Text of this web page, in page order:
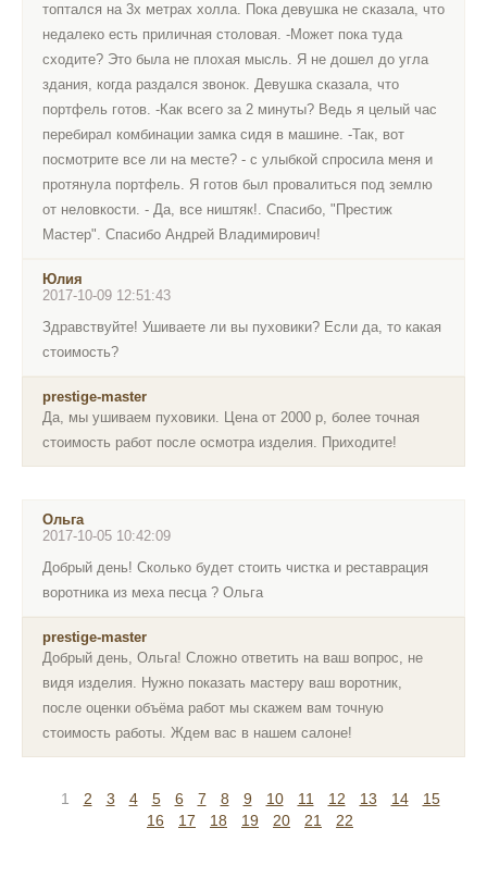
топтался на 3х метрах холла. Пока девушка не сказала, что
недалеко есть приличная столовая. -Может пока туда
сходите? Это была не плохая мысль. Я не дошел до угла
здания, когда раздался звонок. Девушка сказала, что
портфель готов. -Как всего за 2 минуты? Ведь я целый час
перебирал комбинации замка сидя в машине. -Так, вот
посмотрите все ли на месте? - с улыбкой спросила меня и
протянула портфель. Я готов был провалиться под землю
от неловкости. - Да, все ништяк!. Спасибо, "Престиж
Мастер". Спасибо Андрей Владимирович!
Юлия
2017-10-09 12:51:43
Здравствуйте! Ушиваете ли вы пуховики? Если да, то какая
стоимость?
prestige-master
Да, мы ушиваем пуховики. Цена от 2000 р, более точная
стоимость работ после осмотра изделия. Приходите!
Ольга
2017-10-05 10:42:09
Добрый день! Сколько будет стоить чистка и реставрация
воротника из меха песца ? Ольга
prestige-master
Добрый день, Ольга! Сложно ответить на ваш вопрос, не
видя изделия. Нужно показать мастеру ваш воротник,
после оценки объёма работ мы скажем вам точную
стоимость работы. Ждем вас в нашем салоне!
1 2 3 4 5 6 7 8 9 10 11 12 13 14
15
16
17 18 19 20 21 22